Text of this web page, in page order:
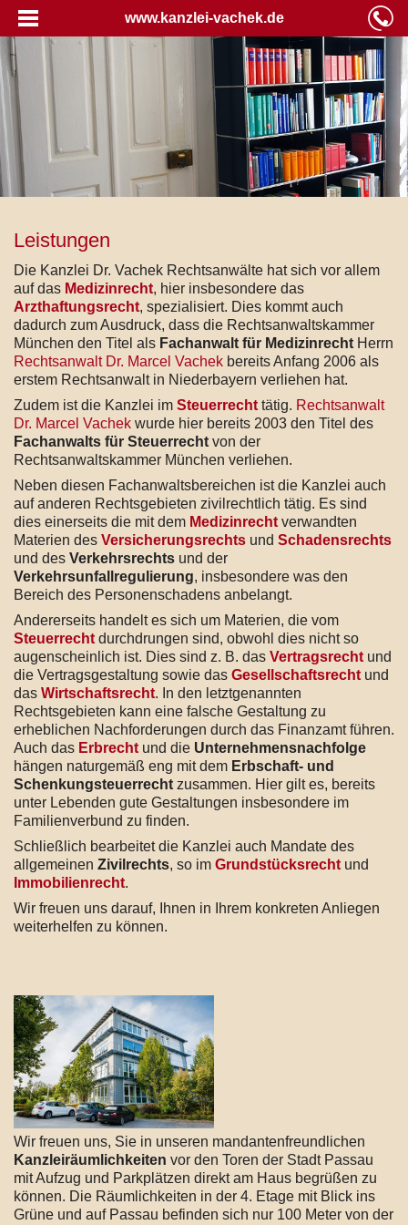
www.kanzlei-vachek.de
Leistungen
Die Kanzlei Dr. Vachek Rechtsanwälte hat sich vor allem
auf das Medizinrecht, hier insbesondere das
Arzthaftungsrecht, spezialisiert. Dies kommt auch
dadurch zum Ausdruck, dass die Rechtsanwaltskammer
München den Titel als Fachanwalt für Medizinrecht Herrn
Rechtsanwalt Dr. Marcel Vachek bereits Anfang 2006 als
erstem Rechtsanwalt in Niederbayern verliehen hat.
Zudem ist die Kanzlei im Steuerrecht tätig. Rechtsanwalt
Dr. Marcel Vachek wurde hier bereits 2003 den Titel des
Fachanwalts für Steuerrecht von der
Rechtsanwaltskammer München verliehen.
Neben diesen Fachanwaltsbereichen ist die Kanzlei auch
auf anderen Rechtsgebieten zivilrechtlich tätig. Es sind
dies einerseits die mit dem Medizinrecht verwandten
Materien des Versicherungsrechts und Schadensrechts
und des Verkehrsrechts und der
Verkehrsunfallregulierung, insbesondere was den
Bereich des Personenschadens anbelangt.
Andererseits handelt es sich um Materien, die vom
Steuerrecht durchdrungen sind, obwohl dies nicht so
augenscheinlich ist. Dies sind z. B. das Vertragsrecht und
die Vertragsgestaltung sowie das Gesellschaftsrecht und
das Wirtschaftsrecht. In den letztgenannten
Rechtsgebieten kann eine falsche Gestaltung zu
erheblichen Nachforderungen durch das Finanzamt führen.
Auch das Erbrecht und die Unternehmensnachfolge
hängen naturgemäß eng mit dem Erbschaft- und
Schenkungsteuerrecht zusammen. Hier gilt es, bereits
unter Lebenden gute Gestaltungen insbesondere im
Familienverbund zu finden.
Schließlich bearbeitet die Kanzlei auch Mandate des
allgemeinen Zivilrechts, so im Grundstücksrecht und
Immobilienrecht.
Wir freuen uns darauf, Ihnen in Ihrem konkreten Anliegen
weiterhelfen zu können.
Wir freuen uns, Sie in unseren mandantenfreundlichen
Kanzleiräumlichkeiten vor den Toren der Stadt Passau
mit Aufzug und Parkplätzen direkt am Haus begrüßen zu
können. Die Räumlichkeiten in der 4. Etage mit Blick ins
Grüne und auf Passau befinden sich nur 100 Meter von der